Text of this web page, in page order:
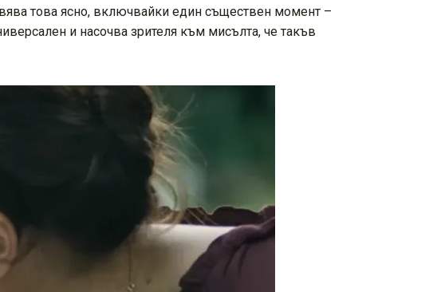
това ясно, включвайки един съществен момент –
и насочва зрителя към мисълта, че такъв